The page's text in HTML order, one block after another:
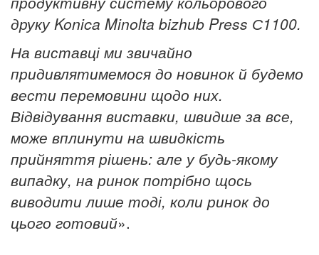
друку Konica Minolta bizhub Press С1100.
На виставці ми звичайно
придивлятимемося до новинок й будемо
вести перемовини щодо них.
Відвідування виставки, швидше за все,
може вплинути на швидкість
прийняття рішень: але у будь-якому
випадку, на ринок потрібно щось
виводити лише тоді, коли ринок до
цього готовий».